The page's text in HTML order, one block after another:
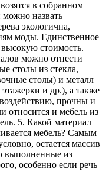
в собранном
назвать
экологична,
моды. Единственное
высокую стоимость.
можно отнести
столы из стекла,
столы) и металл
и др.), а также
прочны и
относится и мебель из
5. Какой материал
мебель? Самым
остается массив
выполненные из
особенно если речь